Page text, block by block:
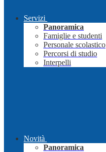
Servizi
Panoramica
Famiglie e studenti
Personale scolastico
Percorsi di studio
Interpelli
Novità
Panoramica